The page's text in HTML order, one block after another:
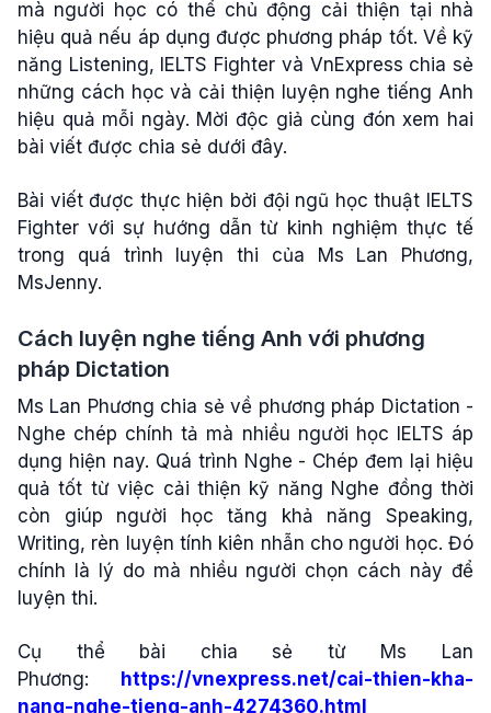
mà người học có thể chủ động cải thiện tại nhà
hiệu quả nếu áp dụng được phương pháp tốt. Về kỹ
năng Listening, IELTS Fighter và VnExpress chia sẻ
những cách học và cải thiện luyện nghe tiếng Anh
hiệu quả mỗi ngày. Mời độc giả cùng đón xem hai
bài viết được chia sẻ dưới đây.
Bài viết được thực hiện bởi đội ngũ học thuật IELTS
Fighter với sự hướng dẫn từ kinh nghiệm thực tế
trong quá trình luyện thi của Ms Lan Phương,
MsJenny.
Cách luyện nghe tiếng Anh với phương
pháp Dictation
Ms Lan Phương chia sẻ về phương pháp Dictation -
Nghe chép chính tả mà nhiều người học IELTS áp
dụng hiện nay. Quá trình Nghe - Chép đem lại hiệu
quả tốt từ việc cải thiện kỹ năng Nghe đồng thời
còn giúp người học tăng khả năng Speaking,
Writing, rèn luyện tính kiên nhẫn cho người học. Đó
chính là lý do mà nhiều người chọn cách này để
luyện thi.
Cụ thể bài chia sẻ từ Ms Lan
Phương: https://vnexpress.net/cai-thien-kha-
nang-nghe-tieng-anh-4274360.html